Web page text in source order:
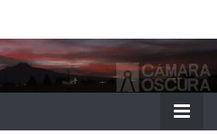
Cámara
Oscura